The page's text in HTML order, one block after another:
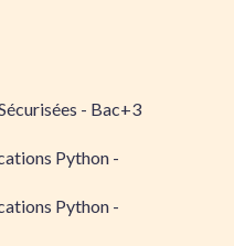
- Bac+3
Python -
Python -